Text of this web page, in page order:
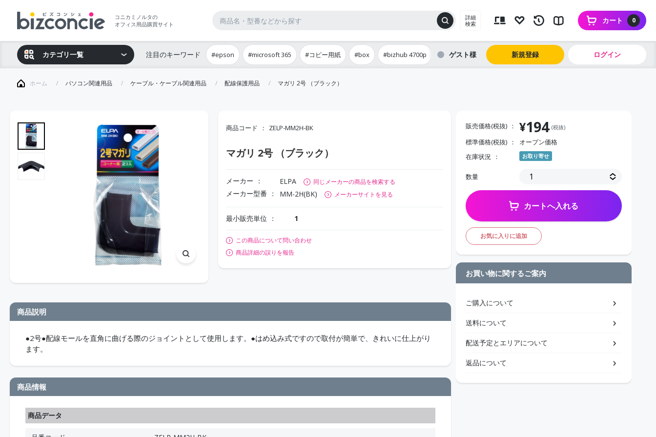
コニカミノルタの
オフィス用品購買サイト
詳細
検索
0
カート
カテゴリ一覧 注目のキーワード #epson #microsoft 365 #コピー用紙 #box #bizhub 4700p ゲスト 新規登録 ログイン
ホーム パソコン関連用品 ケーブル・ケーブル関連用品 配線保護用品 マガリ 2号 （ブラック）
商品コード ZELP-MM2H-BK
マガリ 2号 （ブラック）
メーカー ELPA 同じメーカーの商品を検索する
メーカー型番 MM-2H(BK) メーカーサイトを見る
最小販売単位 1
この商品について問い合わせ
商品詳細の誤りを報告
商品説明
●2号●配線モールを直角に曲げる際のジョイントとして使用します。●はめ込み式ですので取付が簡単で、きれいに仕上がり
ます。
商品情報
商品データ
販売価格(税抜) ¥194 (税抜)
標準価格(税抜)
オープン価格
在庫状況
お取り寄せ
数量
カートへ入れる
お気に入りに追加
お買い物に関するご案内
ご購入について
送料について
配送予定とエリアについて
返品について